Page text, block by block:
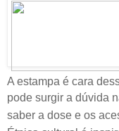
A estampa é cara
pode surgir a dúvida
saber a dose e os